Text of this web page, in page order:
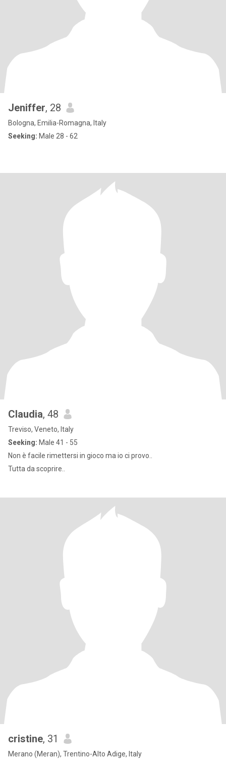
Jeniffer, 28
Bologna, Emilia-Romagna, Italy
Seeking: Male 28 - 62
Claudia, 48
Treviso, Veneto, Italy
Seeking: Male 41 - 55
Non è facile rimettersi in gioco ma io ci provo..
Tutta da scoprire..
cristine, 31
Merano (Meran), Trentino-Alto Adige, Italy